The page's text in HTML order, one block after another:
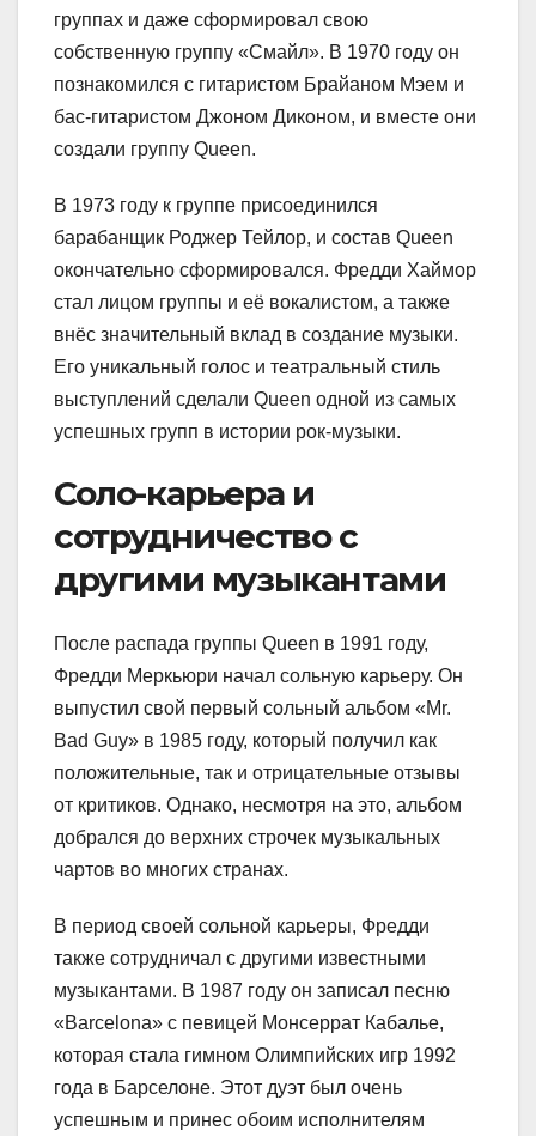
группах и даже сформировал свою
собственную группу «Смайл». В 1970 году он
познакомился с гитаристом Брайаном Мэем и
бас-гитаристом Джоном Диконом, и вместе они
создали группу Queen.
В 1973 году к группе присоединился
барабанщик Роджер Тейлор, и состав Queen
окончательно сформировался. Фредди Хаймор
стал лицом группы и её вокалистом, а также
внёс значительный вклад в создание музыки.
Его уникальный голос и театральный стиль
выступлений сделали Queen одной из самых
успешных групп в истории рок-музыки.
Соло-карьера и
сотрудничество с
другими музыкантами
После распада группы Queen в 1991 году,
Фредди Меркьюри начал сольную карьеру. Он
выпустил свой первый сольный альбом «Mr.
Bad Guy» в 1985 году, который получил как
положительные, так и отрицательные отзывы
от критиков. Однако, несмотря на это, альбом
добрался до верхних строчек музыкальных
чартов во многих странах.
В период своей сольной карьеры, Фредди
также сотрудничал с другими известными
музыкантами. В 1987 году он записал песню
«Barcelona» с певицей Монсеррат Кабалье,
которая стала гимном Олимпийских игр 1992
года в Барселоне. Этот дуэт был очень
успешным и принес обоим исполнителям